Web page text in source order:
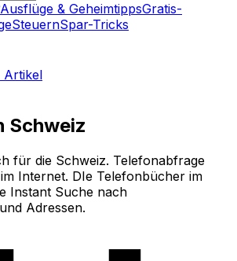
Ausflüge & GeheimtippsGratis-
SteuernSpar-Tricks
Artikel
Schweiz
für die Schweiz. Telefonabfrage
Internet. DIe Telefonbücher im
Instant Suche nach
Adressen.